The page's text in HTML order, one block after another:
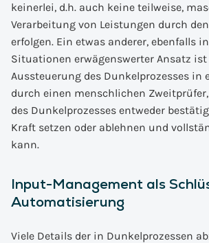
keinerlei, d.h. auch keine teilweise,
Verarbeitung von Leistungen durch
erfolgen. Ein etwas anderer, ebenfalls
Situationen erwägenswerter Ansatz ist
Aussteuerung des Dunkelprozesses in
durch einen menschlichen
des Dunkelprozesses entweder
Kraft setzen oder ablehnen und
kann.
Input-Management als
Automatisierung
Viele Details der in Dunkelprozessen